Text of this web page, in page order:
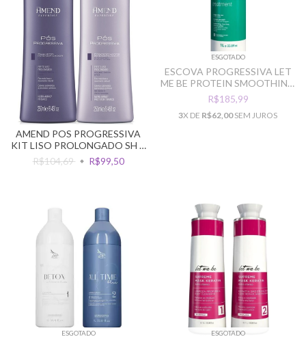
AMEND POS PROGRESSIVA
KIT LISO PROLONGADO SH +
COND
R$104,69 R$99,50
ESGOTADO
ESCOVA PROGRESSIVA LET
ME BE PROTEIN SMOOTHING
PASSO UNICO 1L
R$185,99
3X DE R$62,00SEM JUROS
ESGOTADO ESGOTADO